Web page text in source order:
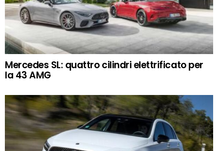
Mercedes SL: quattro cilindri elettrificato per
la 43 AMG